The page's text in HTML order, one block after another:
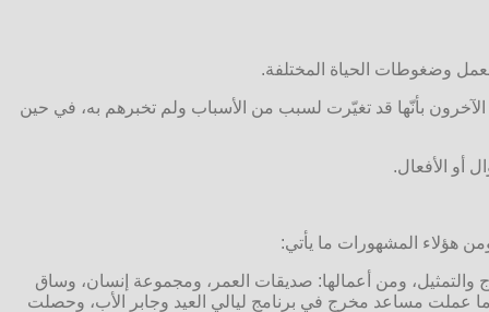
وضغوطات الحياة المختلفة.
بأنّها قد تغيّرت لسبب من الأسباب ولم تخبرهم به، في حين
أو الأفعال.
هؤلاء المشهورات ما يأتي:
المسرحية في الإخراج والتمثيل، ومن أعمالها: صديقات العمر، ومجموعة إنسان، وساق
عملت مساعد مخرج في برنامج ليالي العيد وجابر الأب، وحصلت